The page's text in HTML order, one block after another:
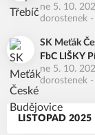
ne 5. 10.
dorostenek
SK Meťák
FbC LIŠKY
ne 5. 10.
dorostenek
LISTOPAD 2025